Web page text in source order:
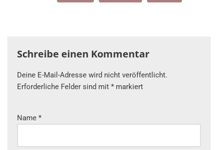
Schreibe einen Kommentar
Deine E-Mail-Adresse wird nicht veröffentlicht.
Erforderliche Felder sind mit * markiert
Name *